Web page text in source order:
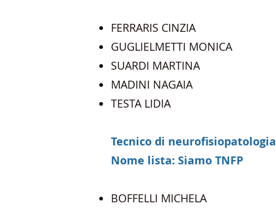
FERRARIS CINZIA​
GUGLIELMETTI MONICA
SUARDI MARTINA
MADINI NAGAIA
TESTA LIDIA
Tecnico di neurofisiopatologia
Nome lista: Siamo TNFP
BOFFELLI MICHELA